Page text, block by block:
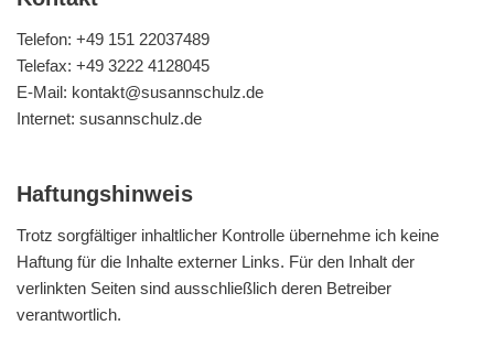
Telefon: +49 151 22037489
Telefax: +49 3222 4128045
E-Mail: kontakt@susannschulz.de
Internet: susannschulz.de
Haftungshinweis
Trotz sorgfältiger inhaltlicher Kontrolle übernehme ich keine
Haftung für die Inhalte externer Links. Für den Inhalt der
verlinkten Seiten sind ausschließlich deren Betreiber
verantwortlich.